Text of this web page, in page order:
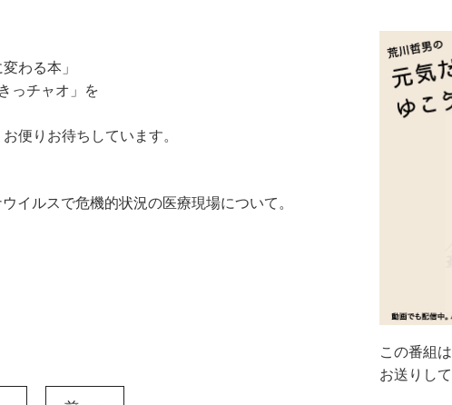
わる本」
っチャオ」を
便りお待ちしています。
ルスで危機的状況の医療現場について。
この番組
お送りして